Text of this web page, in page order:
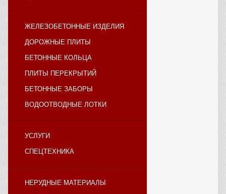
ЖЕЛЕЗОБЕТОННЫЕ ИЗДЕЛИЯ
ДОРОЖНЫЕ ПЛИТЫ
БЕТОННЫЕ КОЛЬЦА
ПЛИТЫ ПЕРЕКРЫТИЙ
БЕТОННЫЕ ЗАБОРЫ
ВОДООТВОДНЫЕ ЛОТКИ
УСЛУГИ
СПЕЦТЕХНИКА
НЕРУДНЫЕ МАТЕРИАЛЫ